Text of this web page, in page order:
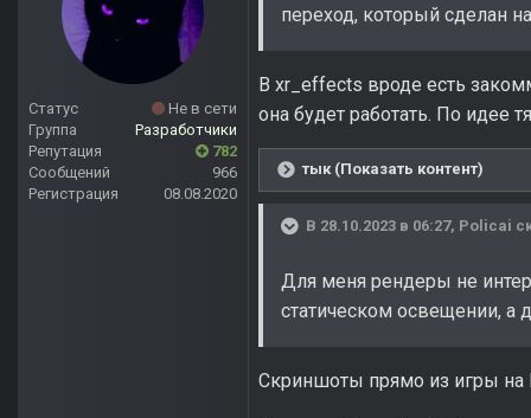
Статус
Не в сети
Группа
Разработчики
Репутация
782
Сообщений
966
Регистрация
08.08.2020
переход, который сделан
В xr_effects вроде есть
она будет работать. По идее
тык (Показать контент)
В 28.10.2023 в 06:27, Policai
Для меня рендеры не
статическом освещении, а
Скриншоты прямо из игры на